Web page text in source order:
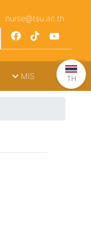
nurse@tsu.ac.th
MIS TH